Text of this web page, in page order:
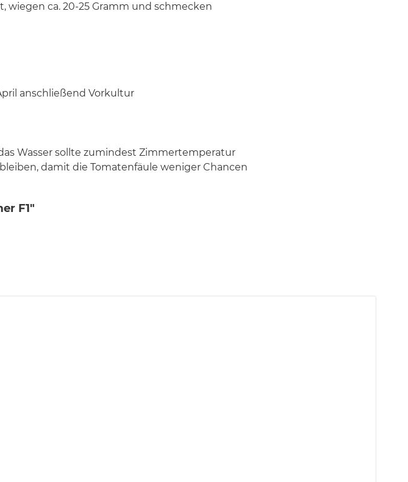
ca. 20-25 Gramm und schmecken
anschließend Vorkultur
Wasser sollte zumindest Zimmertemperatur
damit die Tomatenfäule weniger Chancen
F1"